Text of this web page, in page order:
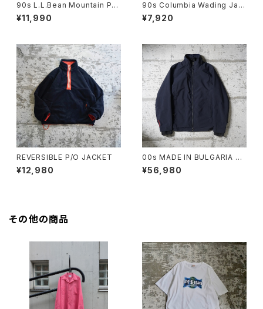
90s L.L.Bean Mountain Par
ka
¥11,990
90s Columbia Wading Jac
ket
¥7,920
REVERSIBLE P/O JACKET
¥12,980
00s MADE IN BULGARIA PR
ADA GORE-TEX JACKET
¥56,980
その他の商品